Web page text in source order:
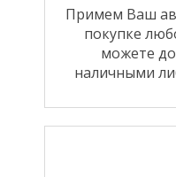
Примем Ваш
покупке
можете
наличными